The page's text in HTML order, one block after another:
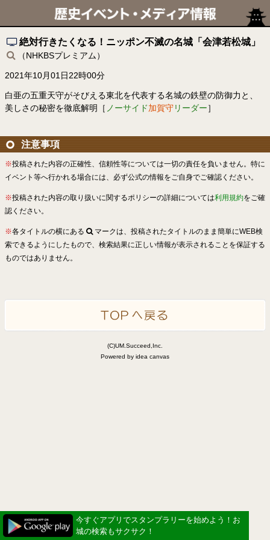
絶対行きたくなる！ニッポン不滅の名城「会津若松城」
（NHKBSプレミアム）
2021年10月01日22時00分
白亜の五重天守がそびえる東北を代表する名城の鉄壁の防御力と、
美しさの秘密を徹底解明［ ノーサイド加賀守リーダー］
注意事項
※投稿された内容の正確性、信頼性等については一切の責任を負いません。特に
イベント等へ行かれる場合には、必ず公式の情報をご自身でご確認ください。
※投稿された内容の取り扱いに関するポリシーの詳細については利用規約をご確
認ください。
※各タイトルの横にある
マークは、投稿されたタイトルのまま簡単にWEB検
索できるようにしたもので、検索結果に正しい情報が表示されることを保証する
ものではありません。
(C)UM.Succeed,Inc.
Powered by idea canvas
今すぐアプリでスタンプラリーを始めよう！お
城の検索もサクサク！